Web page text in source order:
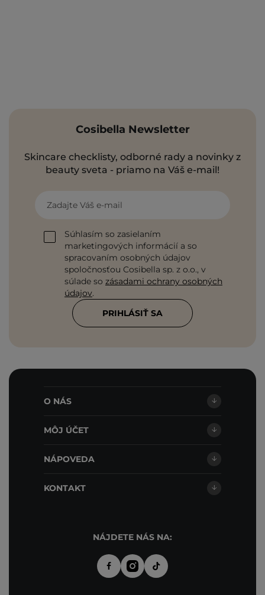
Cosibella Newsletter
Skincare checklisty, odborné rady a novinky z
beauty sveta - priamo na Váš e-mail!
Zadajte Váš e-mail
Súhlasím so zasielaním
marketingových informácií a so
spracovaním osobných údajov
spoločnosťou Cosibella sp. z o.o., v
súlade so zásadami ochrany osobných
údajov.
PRIHLÁSIŤ SA
O NÁS
MÔJ ÚČET
NÁPOVEDA
KONTAKT
NÁJDETE NÁS NA: